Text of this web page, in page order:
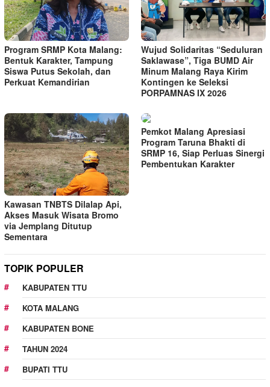
Program SRMP Kota Malang:
Bentuk Karakter, Tampung
Siswa Putus Sekolah, dan
Perkuat Kemandirian
Wujud Solidaritas “Seduluran
Saklawase”, Tiga BUMD Air
Minum Malang Raya Kirim
Kontingen ke Seleksi
PORPAMNAS IX 2026
Kawasan TNBTS Dilalap Api,
Akses Masuk Wisata Bromo
via Jemplang Ditutup
Sementara
Pemkot Malang Apresiasi
Program Taruna Bhakti di
SRMP 16, Siap Perluas Sinergi
Pembentukan Karakter
TOPIK POPULER
KABUPATEN TTU
KOTA MALANG
KABUPATEN BONE
TAHUN 2024
BUPATI TTU